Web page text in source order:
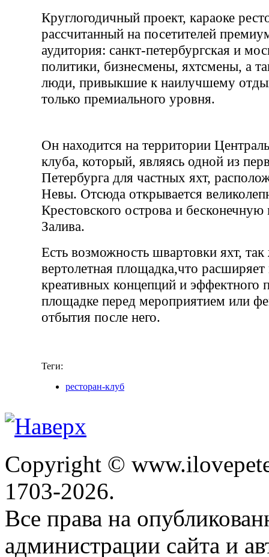
Круглогодичный проект, караоке
рассчитанный на посетителей
аудитория: санкт-петербургская и
политики, бизнесмены, яхтсмены, а
люди, привыкшие к наилучшему
только премиального уровня.
Он находится на территории
клуба, который, являясь одной из
Петербурга для частных яхт,
Невы. Отсюда открывается
Крестовского острова и
Залива.
Есть возможность швартовки яхт,
вертолетная площадка,что расширяет
креативных концепций и эффектного
площадке перед мероприятием или
отбытия после него.
Теги:
ресторан-клуб
Copyright ©
1703-2026.
Все права на
администрации сайта и